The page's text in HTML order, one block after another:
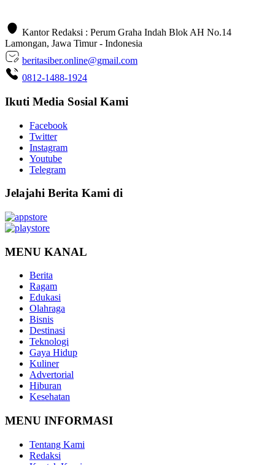
Kantor Redaksi : Perum Graha Indah Blok AH No.14
Lamongan, Jawa Timur - Indonesia
beritasiber.online@gmail.com
0812-1488-1924
Ikuti Media Sosial Kami
Facebook
Twitter
Instagram
Youtube
Telegram
Jelajahi Berita Kami di
MENU KANAL
Berita
Ragam
Edukasi
Olahraga
Bisnis
Destinasi
Teknologi
Gaya Hidup
Kuliner
Advertorial
Hiburan
Kesehatan
MENU INFORMASI
Tentang Kami
Redaksi